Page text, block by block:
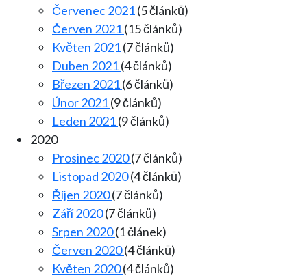
Červenec 2021(5 článků)
Červen 2021(15 článků)
Květen 2021(7 článků)
Duben 2021(4 článků)
Březen 2021(6 článků)
Únor 2021(9 článků)
Leden 2021(9 článků)
2020
Prosinec 2020(7 článků)
Listopad 2020(4 článků)
Říjen 2020(7 článků)
Září 2020(7 článků)
Srpen 2020(1 článek)
Červen 2020(4 článků)
Květen 2020(4 článků)